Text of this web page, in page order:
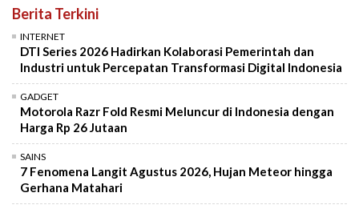
Berita Terkini
INTERNET
DTI Series 2026 Hadirkan Kolaborasi Pemerintah dan
Industri untuk Percepatan Transformasi Digital Indonesia
GADGET
Motorola Razr Fold Resmi Meluncur di Indonesia dengan
Harga Rp 26 Jutaan
SAINS
7 Fenomena Langit Agustus 2026, Hujan Meteor hingga
Gerhana Matahari